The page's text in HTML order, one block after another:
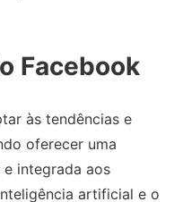
Facebook
às tendências e
oferecer uma
integrada aos
artificial e o